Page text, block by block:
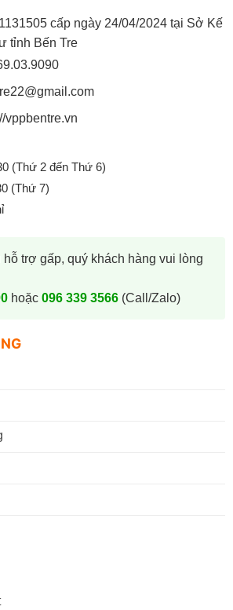
cấp ngày 24/04/2024 tại Sở Kế
tỉnh Bến Tre
vppbentre.vn
(Thứ 2 đến Thứ 6)
(Thứ 7)
hỗ trợ gấp, quý khách hàng vui lòng
hoặc 096 339 3566(Call/Zalo)